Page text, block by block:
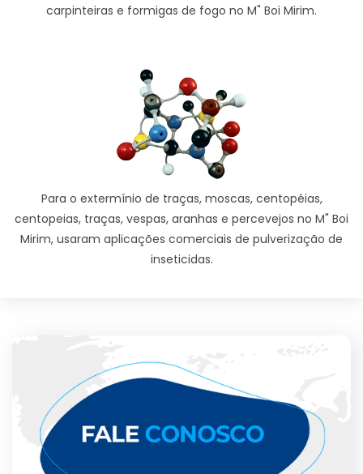
carpinteiras e formigas de fogo no M" Boi Mirim.
Para o extermínio de traças, moscas, centopéias,
centopeias, traças, vespas, aranhas e percevejos no M" Boi
Mirim, usaram aplicações comerciais de pulverização de
inseticidas.